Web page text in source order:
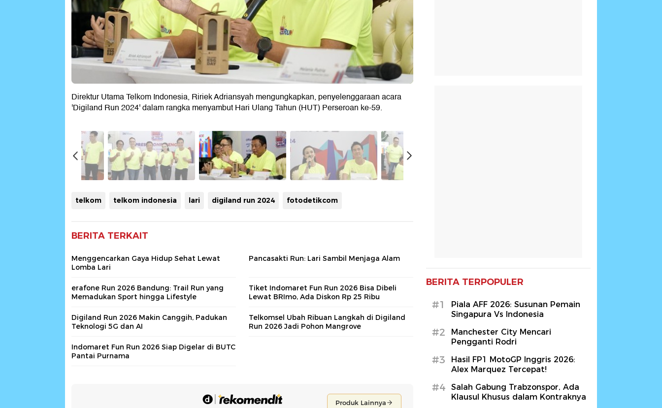
Direktur Utama Telkom Indonesia, Ririek Adriansyah mengungkapkan, penyelenggaraan acara
'Digiland Run 2024' dalam rangka menyambut Hari Ulang Tahun (HUT) Perseroan ke-59.
telkom telkom indonesia lari digiland run 2024 fotodetikcom
BERITA TERKAIT
Menggencarkan Gaya Hidup Sehat Lewat
Lomba Lari
Pancasakti Run: Lari Sambil Menjaga Alam
erafone Run 2026 Bandung: Trail Run yang
Memadukan Sport hingga Lifestyle
Tiket Indomaret Fun Run 2026 Bisa Dibeli
Lewat BRImo, Ada Diskon Rp 25 Ribu
Digiland Run 2026 Makin Canggih, Padukan
Teknologi 5G dan AI
Telkomsel Ubah Ribuan Langkah di Digiland
Run 2026 Jadi Pohon Mangrove
Indomaret Fun Run 2026 Siap Digelar di BUTC
Pantai Purnama
BERITA TERPOPULER
#1
Piala AFF 2026: Susunan Pemain
Singapura Vs Indonesia
#2
Manchester City Mencari
Pengganti Rodri
#3
Hasil FP1 MotoGP Inggris 2026:
Alex Marquez Tercepat!
#4
Salah Gabung Trabzonspor, Ada
Klausul Khusus dalam Kontraknya